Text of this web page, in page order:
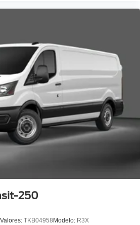
250
Valores: TKB04958 Modelo: R3X